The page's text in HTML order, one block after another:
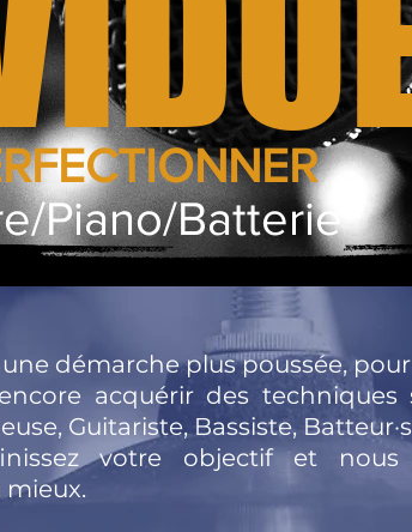
Piano/Batterie
démarche plus poussée,
acquérir des techniques
Guitariste, Bassiste,
votre objectif et